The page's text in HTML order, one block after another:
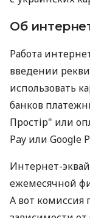
Об
Работа
введении
использовать
банков
Простір" или
Pay или Google
Интернет-
ежемесячной
А вот комиссия